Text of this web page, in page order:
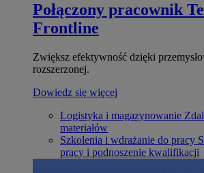
Połączony pracownik
Frontline
Zwiększ efektywność dzięki
rozszerzonej.
Dowiedz się więcej
Logistyka i magazynowanie
materiałów
Szkolenia i wdrażanie do pracy
pracy i podnoszenie kwalifikacji